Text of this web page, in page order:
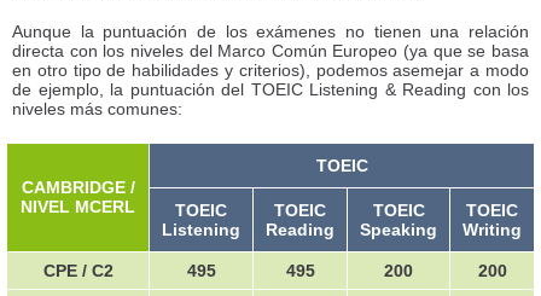
Aunque la puntuación de los exámenes no tienen una relación
directa con los niveles del Marco Común Europeo (ya que se basa
en otro tipo de habilidades y criterios), podemos asemejar a modo
de ejemplo, la puntuación del TOEIC Listening & Reading con los
niveles más comunes:
CAMBRIDGE /
NIVEL MCERL
TOEIC
TOEIC
Listening
TOEIC
Reading
TOEIC
Speaking
TOEIC
Writing
CPE / C2 495 495 200
200